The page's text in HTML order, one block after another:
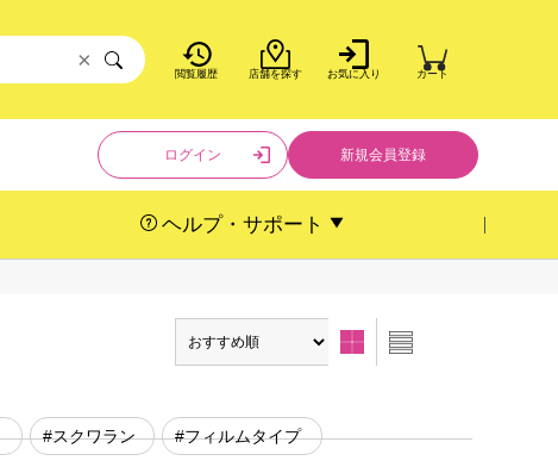
閲覧履歴 店舗を探す お気に入り カート
×
ログイン 新規会員登録
ヘルプ・サポート
#スクワラン #フィルムタイプ